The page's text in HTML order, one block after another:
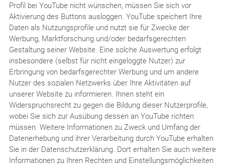
Profil bei YouTube nicht wünschen, müssen Sie sich vor
Aktivierung des Buttons ausloggen. YouTube speichert Ihre
Daten als Nutzungsprofile und nutzt sie für Zwecke der
Werbung, Marktforschung und/oder bedarfsgerechten
Gestaltung seiner Website. Eine solche Auswertung erfolgt
insbesondere (selbst für nicht eingeloggte Nutzer) zur
Erbringung von bedarfsgerechter Werbung und um andere
Nutzer des sozialen Netzwerks über Ihre Aktivitäten auf
unserer Website zu informieren. Ihnen steht ein
Widerspruchsrecht zu gegen die Bildung dieser Nutzerprofile,
wobei Sie sich zur Ausübung dessen an YouTube richten
müssen. Weitere Informationen zu Zweck und Umfang der
Datenerhebung und ihrer Verarbeitung durch YouTube erhalten
Sie in der Datenschutzerklärung. Dort erhalten Sie auch weitere
Informationen zu Ihren Rechten und Einstellungsmöglichkeiten